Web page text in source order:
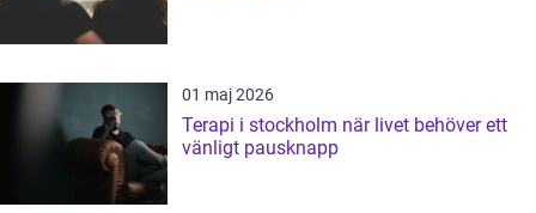
01 maj 2026
Terapi i stockholm när livet behöver ett
vänligt pausknapp